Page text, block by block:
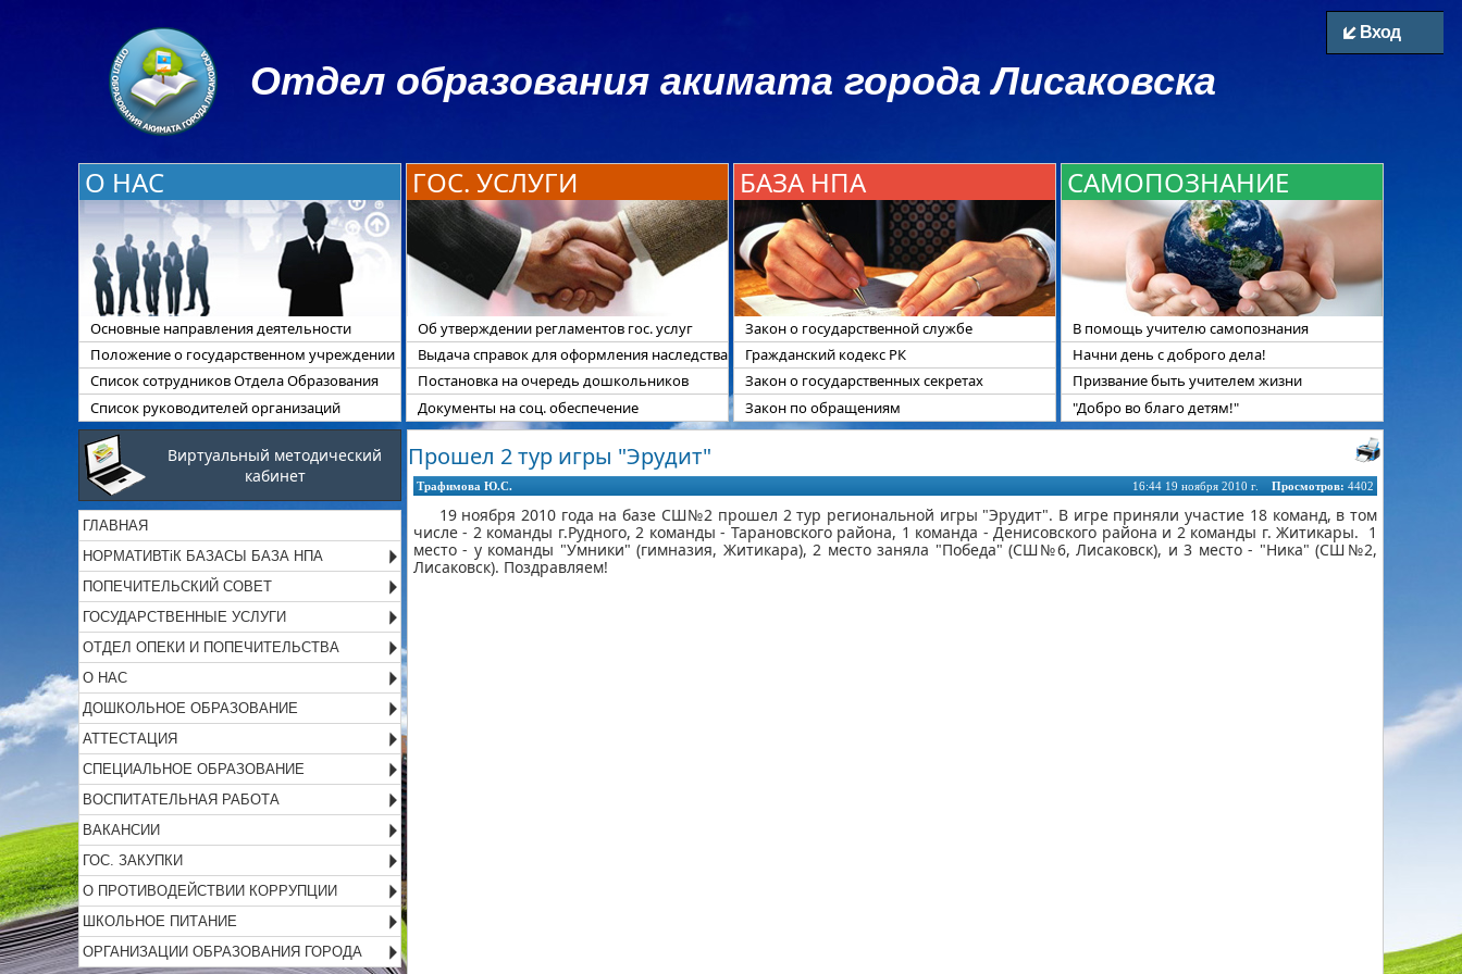
Отдел образования акимата города Лисаковска
О НАС
Основные направления деятельности
Положение о государственном учреждении
Список сотрудников Отдела Образования
Список руководителей организаций
ГОС. УСЛУГИ
Об утверждении регламентов гос. услуг
Выдача справок для оформления наследства
Постановка на очередь дошкольников
Документы на соц. обеспечение
БАЗА НПА
Закон о государственной службе
Гражданский кодекс РК
Закон о государственных секретах
Закон по обращениям
САМОПОЗНАНИЕ
В помощь учителю самопознания
Начни день с доброго дела!
Призвание быть учителем жизни
"Добро во благо детям!"
Виртуальный методический
кабинет
ГЛАВНАЯ
НОРМАТИВТіК БАЗАСЫ БАЗА НПА
ПОПЕЧИТЕЛЬСКИЙ СОВЕТ
ГОСУДАРСТВЕННЫЕ УСЛУГИ
ОТДЕЛ ОПЕКИ И ПОПЕЧИТЕЛЬСТВА
О НАС
ДОШКОЛЬНОЕ ОБРАЗОВАНИЕ
АТТЕСТАЦИЯ
СПЕЦИАЛЬНОЕ ОБРАЗОВАНИЕ
ВОСПИТАТЕЛЬНАЯ РАБОТА
ВАКАНСИИ
ГОС. ЗАКУПКИ
О ПРОТИВОДЕЙСТВИИ КОРРУПЦИИ
ШКОЛЬНОЕ ПИТАНИЕ
ОРГАНИЗАЦИИ ОБРАЗОВАНИЯ ГОРОДА
Прошел 2 тур игры "Эрудит"
Трафимова Ю.С. 16:44 19 ноября 2010 г. Просмотров: 4402
19 ноября 2010 года на базе СШ№2 прошел 2 тур региональной игры "Эрудит". В игре приняли участие 18 команд, в том
числе - 2 команды г.Рудного, 2 команды - Тарановского района, 1 команда - Денисовского района и 2 команды г. Житикары. 1
место - у команды "Умники" (гимназия, Житикара), 2 место заняла "Победа" (СШ№6, Лисаковск), и 3 место - "Ника" (СШ№2,
Лисаковск). Поздравляем!
Вход